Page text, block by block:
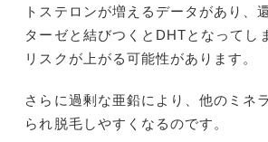
トステロンが増えるデータがあり、
ターゼと結びつくとDHTとなってし
リスクが上がる可能性があります。
さらに過剰な亜鉛により、他のミネ
られ脱毛しやすくなるのです。